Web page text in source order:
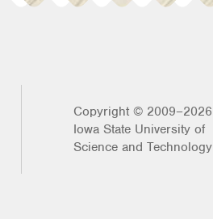
Copyright © 2009–2026
Iowa State University of
Science and Technology